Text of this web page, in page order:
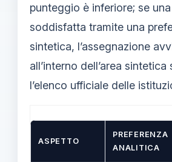
punteggio è inferiore; se
soddisfatta tramite una
sintetica, l’assegnazione
all’interno dell’area
l’elenco ufficiale delle
ASPETTO
PREFERENZA
ANALITICA